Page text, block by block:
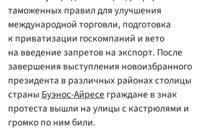
таможенных правил для улучшения
международной торговли, подготовка
к приватизации госкомпаний и вето
на введение запретов на экспорт. После
завершения выступления новоизбранного
президента в различных районах столицы
страны Буэнос-Айресе граждане в знак
протеста вышли на улицы с кастрюлями и
громко по ним били.